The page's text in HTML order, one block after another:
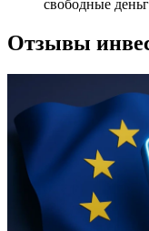
свободные
Отзывы